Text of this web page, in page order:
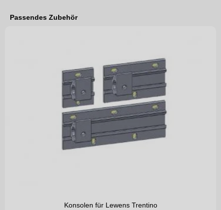
Hier Die Liste
für welche Wand und Untergrund Sie welche
GESTELLFARBEN
Für Markisen in Standard-Farben verlängert sich die
Lieferzeit, wenn sie nicht zu den mit gelbem Rand
gekennzeichneten Lagerfarben gehört.
Neben unserer großen Auswahl an Standard-Farben
Passendes Zubehör
Konsolen für Lewens Trentino